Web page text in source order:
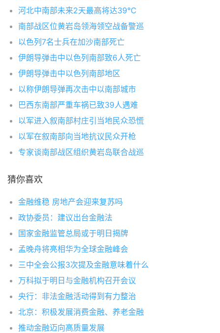
河北中南部未来2天最高将达39℃
南部战区位黄岩岛领海领空战备警巡
以色列7名士兵在加沙南部死亡
伊朗导弹击中以色列南部致6人死亡
伊朗导弹击中以色列南部地区
以称伊朗导弹再次击中以南部城市
巴西东南部严重车祸已致39人遇难
以军进入叙南部村庄引当地民众恐慌
以军在叙南部向当地抗议民众开枪
专家谈南部战区组织黄岩岛联合战巡
猜你喜欢
金融维稳 房地产会迎来复苏吗
政协委员：建议出台金融法
国家金融监管总局或于明日揭牌
孟晚舟将亮相华为全球金融峰会
三中全会公报3次提及金融意味着什么
万科拟于明日与金融机构召开会议
央行：非法金融活动得到有力整治
北京：积极发展消费金融、养老金融
推动金融迈向高质量发展